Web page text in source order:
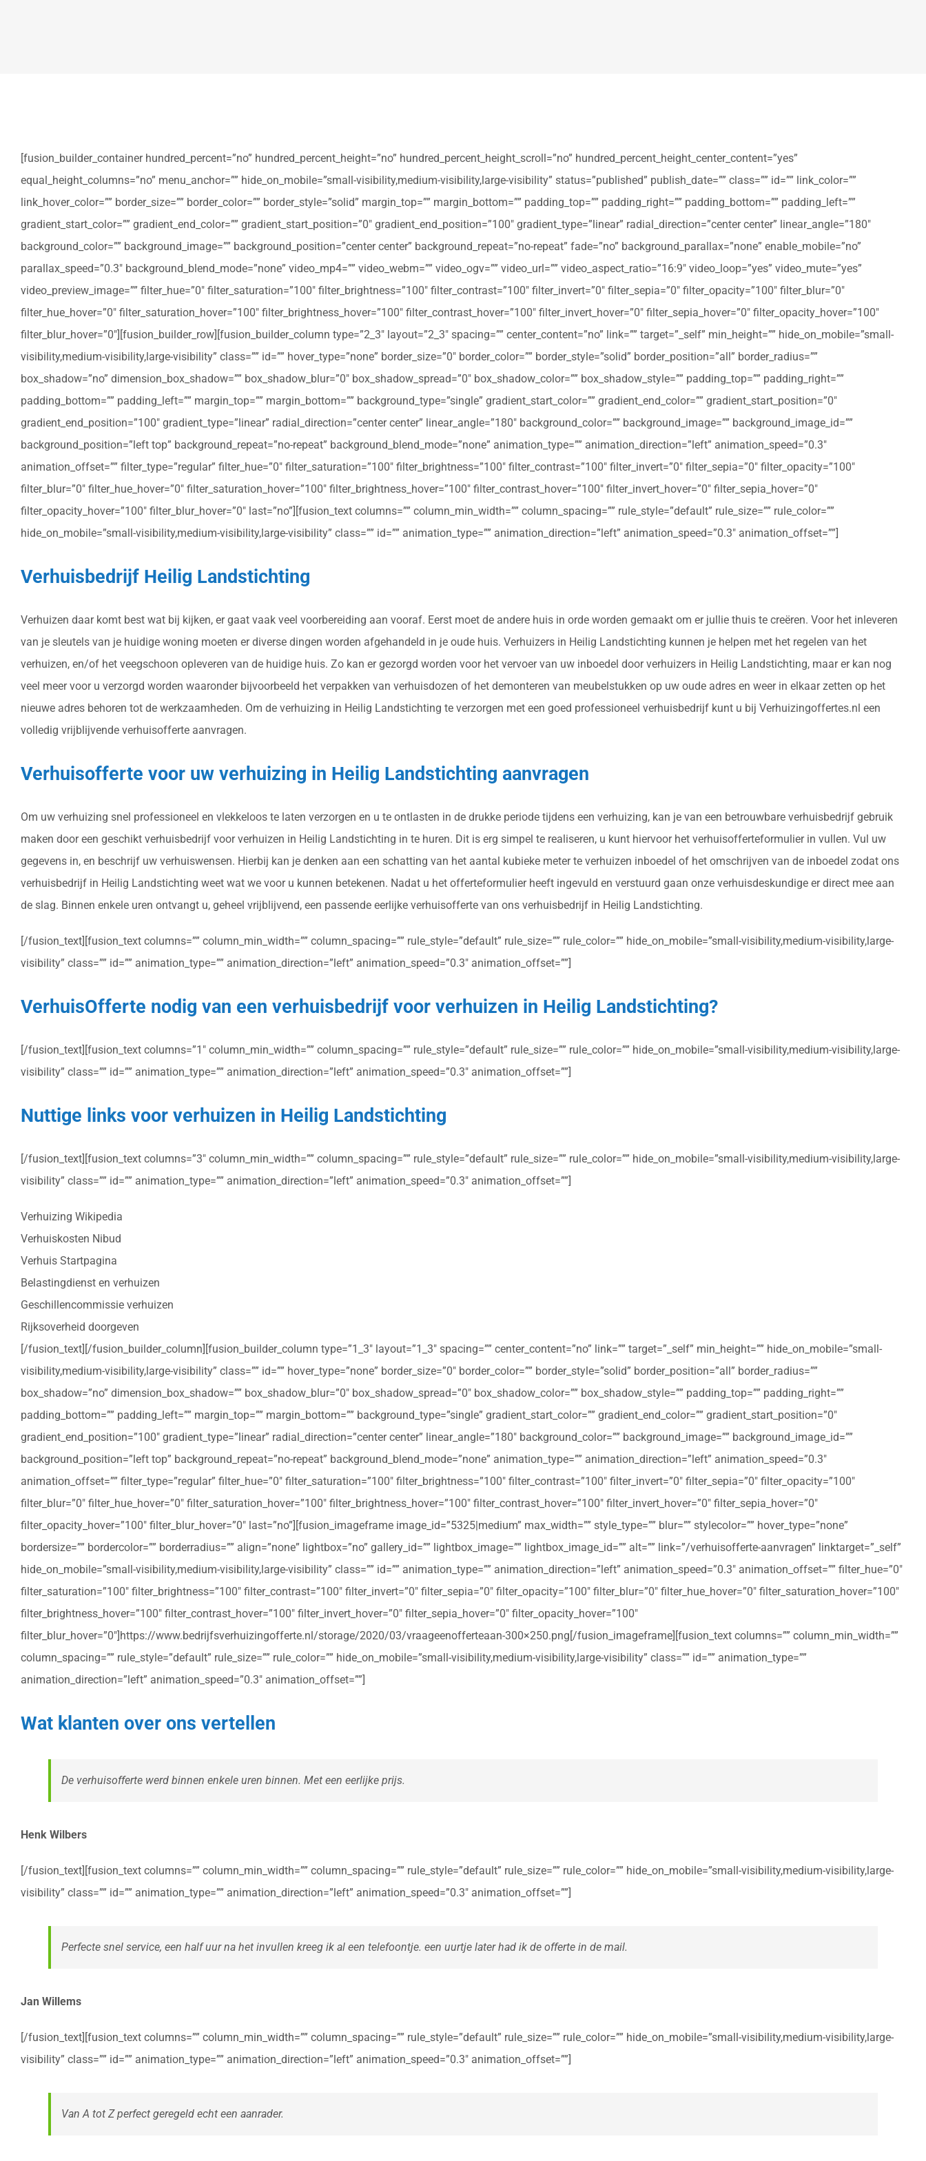
[fusion_builder_container hundred_percent=”no” hundred_percent_height=”no” hundred_percent_height_scroll=”no” hundred_percent_height_center_content=”yes”
equal_height_columns=”no” menu_anchor=”” hide_on_mobile=”small-visibility,medium-visibility,large-visibility” status=”published” publish_date=”” class=”” id=”” link_color=””
link_hover_color=”” border_size=”” border_color=”” border_style=”solid” margin_top=”” margin_bottom=”” padding_top=”” padding_right=”” padding_bottom=”” padding_left=””
gradient_start_color=”” gradient_end_color=”” gradient_start_position=”0″ gradient_end_position=”100″ gradient_type=”linear” radial_direction=”center center” linear_angle=”180″
background_color=”” background_image=”” background_position=”center center” background_repeat=”no-repeat” fade=”no” background_parallax=”none” enable_mobile=”no”
parallax_speed=”0.3″ background_blend_mode=”none” video_mp4=”” video_webm=”” video_ogv=”” video_url=”” video_aspect_ratio=”16:9″ video_loop=”yes” video_mute=”yes”
video_preview_image=”” filter_hue=”0″ filter_saturation=”100″ filter_brightness=”100″ filter_contrast=”100″ filter_invert=”0″ filter_sepia=”0″ filter_opacity=”100″ filter_blur=”0″
filter_hue_hover=”0″ filter_saturation_hover=”100″ filter_brightness_hover=”100″ filter_contrast_hover=”100″ filter_invert_hover=”0″ filter_sepia_hover=”0″ filter_opacity_hover=”100″
filter_blur_hover=”0″][fusion_builder_row][fusion_builder_column type=”2_3″ layout=”2_3″ spacing=”” center_content=”no” link=”” target=”_self” min_height=”” hide_on_mobile=”small-
visibility,medium-visibility,large-visibility” class=”” id=”” hover_type=”none” border_size=”0″ border_color=”” border_style=”solid” border_position=”all” border_radius=””
box_shadow=”no” dimension_box_shadow=”” box_shadow_blur=”0″ box_shadow_spread=”0″ box_shadow_color=”” box_shadow_style=”” padding_top=”” padding_right=””
padding_bottom=”” padding_left=”” margin_top=”” margin_bottom=”” background_type=”single” gradient_start_color=”” gradient_end_color=”” gradient_start_position=”0″
gradient_end_position=”100″ gradient_type=”linear” radial_direction=”center center” linear_angle=”180″ background_color=”” background_image=”” background_image_id=””
background_position=”left top” background_repeat=”no-repeat” background_blend_mode=”none” animation_type=”” animation_direction=”left” animation_speed=”0.3″
animation_offset=”” filter_type=”regular” filter_hue=”0″ filter_saturation=”100″ filter_brightness=”100″ filter_contrast=”100″ filter_invert=”0″ filter_sepia=”0″ filter_opacity=”100″
filter_blur=”0″ filter_hue_hover=”0″ filter_saturation_hover=”100″ filter_brightness_hover=”100″ filter_contrast_hover=”100″ filter_invert_hover=”0″ filter_sepia_hover=”0″
filter_opacity_hover=”100″ filter_blur_hover=”0″ last=”no”][fusion_text columns=”” column_min_width=”” column_spacing=”” rule_style=”default” rule_size=”” rule_color=””
hide_on_mobile=”small-visibility,medium-visibility,large-visibility” class=”” id=”” animation_type=”” animation_direction=”left” animation_speed=”0.3″ animation_offset=””]
Verhuisbedrijf Heilig Landstichting
Verhuizen daar komt best wat bij kijken, er gaat vaak veel voorbereiding aan vooraf. Eerst moet de andere huis in orde worden gemaakt om er jullie thuis te creëren. Voor het inleveren
van je sleutels van je huidige woning moeten er diverse dingen worden afgehandeld in je oude huis. Verhuizers in Heilig Landstichting kunnen je helpen met het regelen van het
verhuizen, en/of het veegschoon opleveren van de huidige huis. Zo kan er gezorgd worden voor het vervoer van uw inboedel door verhuizers in Heilig Landstichting, maar er kan nog
veel meer voor u verzorgd worden waaronder bijvoorbeeld het verpakken van verhuisdozen of het demonteren van meubelstukken op uw oude adres en weer in elkaar zetten op het
nieuwe adres behoren tot de werkzaamheden. Om de verhuizing in Heilig Landstichting te verzorgen met een goed professioneel verhuisbedrijf kunt u bij Verhuizingoffertes.nl een
volledig vrijblijvende verhuisofferte aanvragen.
Verhuisofferte voor uw verhuizing in Heilig Landstichting aanvragen
Om uw verhuizing snel professioneel en vlekkeloos te laten verzorgen en u te ontlasten in de drukke periode tijdens een verhuizing, kan je van een betrouwbare verhuisbedrijf gebruik
maken door een geschikt verhuisbedrijf voor verhuizen in Heilig Landstichting in te huren. Dit is erg simpel te realiseren, u kunt hiervoor het verhuisofferteformulier in vullen. Vul uw
gegevens in, en beschrijf uw verhuiswensen. Hierbij kan je denken aan een schatting van het aantal kubieke meter te verhuizen inboedel of het omschrijven van de inboedel zodat ons
verhuisbedrijf in Heilig Landstichting weet wat we voor u kunnen betekenen. Nadat u het offerteformulier heeft ingevuld en verstuurd gaan onze verhuisdeskundige er direct mee aan
de slag. Binnen enkele uren ontvangt u, geheel vrijblijvend, een passende eerlijke verhuisofferte van ons verhuisbedrijf in Heilig Landstichting.
[/fusion_text][fusion_text columns=”” column_min_width=”” column_spacing=”” rule_style=”default” rule_size=”” rule_color=”” hide_on_mobile=”small-visibility,medium-visibility,large-
visibility” class=”” id=”” animation_type=”” animation_direction=”left” animation_speed=”0.3″ animation_offset=””]
VerhuisOfferte nodig van een verhuisbedrijf voor verhuizen in Heilig Landstichting?
[/fusion_text][fusion_text columns=”1″ column_min_width=”” column_spacing=”” rule_style=”default” rule_size=”” rule_color=”” hide_on_mobile=”small-visibility,medium-visibility,large-
visibility” class=”” id=”” animation_type=”” animation_direction=”left” animation_speed=”0.3″ animation_offset=””]
Nuttige links voor verhuizen in Heilig Landstichting
[/fusion_text][fusion_text columns=”3″ column_min_width=”” column_spacing=”” rule_style=”default” rule_size=”” rule_color=”” hide_on_mobile=”small-visibility,medium-visibility,large-
visibility” class=”” id=”” animation_type=”” animation_direction=”left” animation_speed=”0.3″ animation_offset=””]
Verhuizing Wikipedia
Verhuiskosten Nibud
Verhuis Startpagina
Belastingdienst en verhuizen
Geschillencommissie verhuizen
Rijksoverheid doorgeven
[/fusion_text][/fusion_builder_column][fusion_builder_column type=”1_3″ layout=”1_3″ spacing=”” center_content=”no” link=”” target=”_self” min_height=”” hide_on_mobile=”small-
visibility,medium-visibility,large-visibility” class=”” id=”” hover_type=”none” border_size=”0″ border_color=”” border_style=”solid” border_position=”all” border_radius=””
box_shadow=”no” dimension_box_shadow=”” box_shadow_blur=”0″ box_shadow_spread=”0″ box_shadow_color=”” box_shadow_style=”” padding_top=”” padding_right=””
padding_bottom=”” padding_left=”” margin_top=”” margin_bottom=”” background_type=”single” gradient_start_color=”” gradient_end_color=”” gradient_start_position=”0″
gradient_end_position=”100″ gradient_type=”linear” radial_direction=”center center” linear_angle=”180″ background_color=”” background_image=”” background_image_id=””
background_position=”left top” background_repeat=”no-repeat” background_blend_mode=”none” animation_type=”” animation_direction=”left” animation_speed=”0.3″
animation_offset=”” filter_type=”regular” filter_hue=”0″ filter_saturation=”100″ filter_brightness=”100″ filter_contrast=”100″ filter_invert=”0″ filter_sepia=”0″ filter_opacity=”100″
filter_blur=”0″ filter_hue_hover=”0″ filter_saturation_hover=”100″ filter_brightness_hover=”100″ filter_contrast_hover=”100″ filter_invert_hover=”0″ filter_sepia_hover=”0″
filter_opacity_hover=”100″ filter_blur_hover=”0″ last=”no”][fusion_imageframe image_id=”5325|medium” max_width=”” style_type=”” blur=”” stylecolor=”” hover_type=”none”
bordersize=”” bordercolor=”” borderradius=”” align=”none” lightbox=”no” gallery_id=”” lightbox_image=”” lightbox_image_id=”” alt=”” link=”/verhuisofferte-aanvragen” linktarget=”_self”
hide_on_mobile=”small-visibility,medium-visibility,large-visibility” class=”” id=”” animation_type=”” animation_direction=”left” animation_speed=”0.3″ animation_offset=”” filter_hue=”0″
filter_saturation=”100″ filter_brightness=”100″ filter_contrast=”100″ filter_invert=”0″ filter_sepia=”0″ filter_opacity=”100″ filter_blur=”0″ filter_hue_hover=”0″ filter_saturation_hover=”100″
filter_brightness_hover=”100″ filter_contrast_hover=”100″ filter_invert_hover=”0″ filter_sepia_hover=”0″ filter_opacity_hover=”100″
filter_blur_hover=”0″]https://www.bedrijfsverhuizingofferte.nl/storage/2020/03/vraageenofferteaan-300×250.png[/fusion_imageframe][fusion_text columns=”” column_min_width=””
column_spacing=”” rule_style=”default” rule_size=”” rule_color=”” hide_on_mobile=”small-visibility,medium-visibility,large-visibility” class=”” id=”” animation_type=””
animation_direction=”left” animation_speed=”0.3″ animation_offset=””]
Wat klanten over ons vertellen
De verhuisofferte werd binnen enkele uren binnen. Met een eerlijke prijs.
Henk Wilbers
[/fusion_text][fusion_text columns=”” column_min_width=”” column_spacing=”” rule_style=”default” rule_size=”” rule_color=”” hide_on_mobile=”small-visibility,medium-visibility,large-
visibility” class=”” id=”” animation_type=”” animation_direction=”left” animation_speed=”0.3″ animation_offset=””]
Perfecte snel service, een half uur na het invullen kreeg ik al een telefoontje. een uurtje later had ik de offerte in de mail.
Jan Willems
[/fusion_text][fusion_text columns=”” column_min_width=”” column_spacing=”” rule_style=”default” rule_size=”” rule_color=”” hide_on_mobile=”small-visibility,medium-visibility,large-
visibility” class=”” id=”” animation_type=”” animation_direction=”left” animation_speed=”0.3″ animation_offset=””]
Van A tot Z perfect geregeld echt een aanrader.